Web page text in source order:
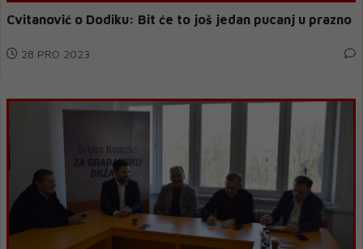
Cvitanović o Dodiku: Bit će to još jedan pucanj u prazno
28 PRO 2023